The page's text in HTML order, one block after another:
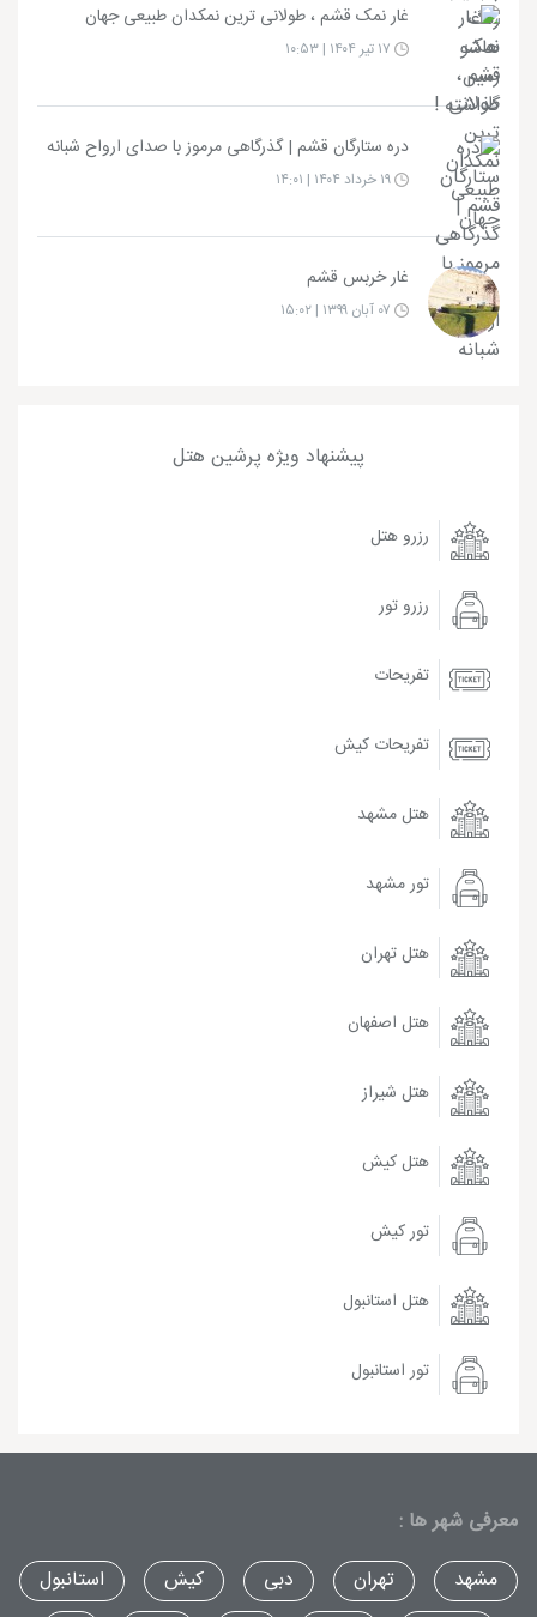
غار نمک قشم ، طولانی ترین نمکدان طبیعی جهان
دره ستارگان قشم | گذرگاهی مرموز با صدای ارواح شبانه
غار خربس قشم
پیشنهاد ویژه پرشین هتل
رزرو هتل
رزرو تور
تفریحات
تفریحات کیش
هتل مشهد
تور مشهد
هتل تهران
هتل اصفهان
هتل شیراز
هتل کیش
تور کیش
هتل استانبول
تور استانبول
معرفی شهر ها :
مشهد
تهران دبی کیش
استانبول